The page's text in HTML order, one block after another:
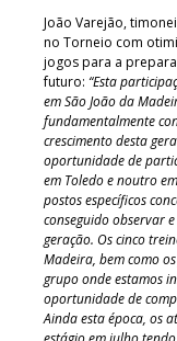
João Varejão,
no Torneio com
jogos para a
futuro: “Esta
em São João da
fundamentalmente
crescimento desta
oportunidade de
em Toledo e noutro
postos específicos
conseguido observar
geração. Os cinco
Madeira, bem como
grupo onde estamos
oportunidade de
Ainda esta época, os